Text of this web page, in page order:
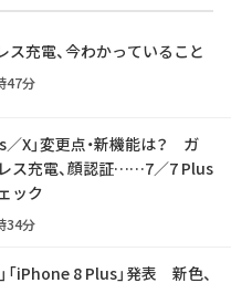
充電、今わかっていること
47分
X」変更点・新機能は？ ガ
ス充電、顔認証……7／7 Plus
ック
34分
「iPhone 8 Plus」発表 新色、